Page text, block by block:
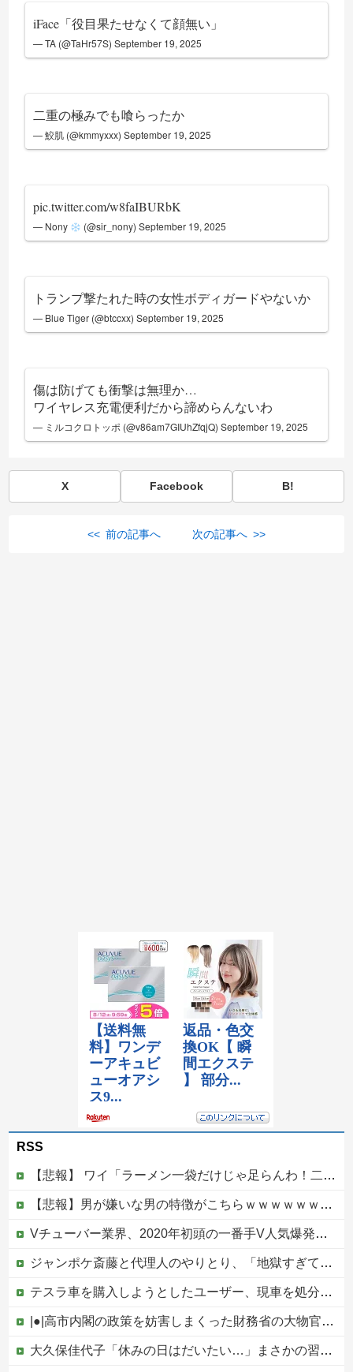
iFace「役目果たせなくて顔無い」
— TA (@TaHr57S)September 19, 2025
二重の極みでも喰らったか
— 鮫肌 (@kmmyxxx)September 19, 2025
pic.twitter.com/w8faIBURbK
— Nony (@sir_nony) September 19, 2025
トランプ撃たれた時の女性ボディガードやないか
— Blue Tiger (@btccxx)September 19, 2025
傷は防げても衝撃は無理か…
ワイヤレス充電便利だから諦めらんないわ
— ミルコクロトッポ (@v86am7GIUhZfqjQ)September 19, 2025
X Facebook B!
<< 前の記事へ 次の記事へ >>
RSS
【悲報】 ワイ「ラーメン一袋だけじゃ足らんわ！二袋作ったろ！」→結果ｗｗｗ
【悲報】男が嫌いな男の特徴がこちらｗｗｗｗｗｗｗｗｗｗ
Vチューバー業界、2020年初頭の一番手V人気爆発から何も変わらない……
ジャンポケ斎藤と代理人のやりとり、「地獄すぎて完全にコントになってる……」と衝撃を受ける人が続出中他
テスラ車を購入しようとしたユーザー、現車を処分して代金を支払い、平日の納車日に予定を合わせた結果……
|●|高市内閣の政策を妨害しまくった財務省の大物官僚、本来ならエース級の人材が就くはずのないポストに送られ……
大久保佳代子「休みの日はだいたい…」まさかの習慣を暴露ｗｗｗ